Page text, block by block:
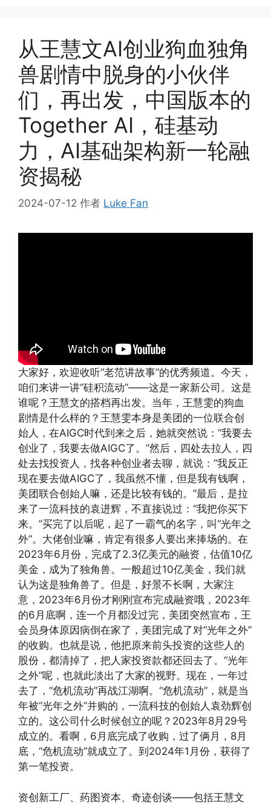
从王慧文AI创业狗血独角
兽剧情中脱身的小伙伴
们，再出发，中国版本的
Together AI，硅基动
力，AI基础架构新一轮融
资揭秘
2024-07-12 作者 Luke Fan
大家好，欢迎收听“老范讲故事”的优秀频道。今天，
咱们来讲一讲“硅积流动”——这是一家新公司。这是
谁呢？王慧文的搭档再出发。当年，王慧雯的狗血
剧情是什么样的？王慧雯本身是美团的一位联合创
始人，在AIGC时代到来之后，她就突然说：“我要去
创业了，我要去做AIGC了。”然后，四处去拉人，四
处去找投资人，找各种创业者去聊，就说：“我反正
现在要去做AIGC了，我虽然不懂，但是我有钱啊，
美团联合创始人嘛，还是比较有钱的。”最后，是拉
来了一流科技的袁进辉，不直接说过：“我把你买下
来。”买完了以后呢，起了一霸气的名字，叫“光年之
外”。大佬创业嘛，肯定有很多人要出来捧场的。在
2023年6月份，完成了2.3亿美元的融资，估值10亿
美金，成为了独角兽。一般超过10亿美金，我们就
认为这是独角兽了。但是，好景不长啊，大家注
意，2023年6月份才刚刚宣布完成融资哦，2023年
的6月底啊，连一个月都没过完，美团突然宣布，王
会员身体原因病倒在家了，美团完成了对“光年之外”
的收购。也就是说，他把原来前头投资的这些人的
股份，都清掉了，把人家投资款都还回去了。“光年
之外”呢，也就此淡出了大家的视野。现在，一年过
去了，“危机流动”再战江湖啊。“危机流动”，就是当
年被“光年之外”并购的，一流科技的创始人袁劲辉创
立的。这公司什么时候创立的呢？2023年8月29号
成立的。看啊，6月底完成了收购，过了俩月，8月
底，“危机流动”就成立了。到2024年1月份，获得了
第一笔投资。
资创新工厂、药图资本、奇迹创谈——包括王慧文